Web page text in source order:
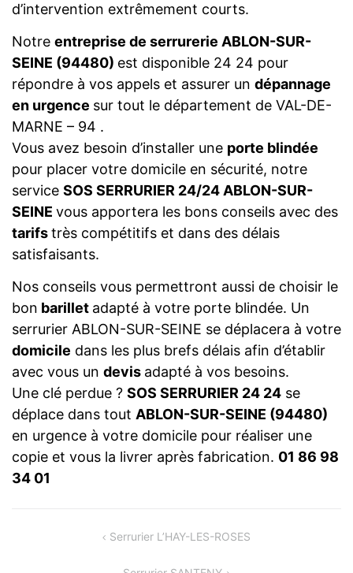
d’intervention extrêmement courts.
Notre entreprise de serrurerie ABLON-SUR-
SEINE (94480) est disponible 24 24 pour
répondre à vos appels et assurer un dépannage
en urgence sur tout le département de VAL-DE-
MARNE – 94 .
Vous avez besoin d’installer une porte blindée
pour placer votre domicile en sécurité, notre
service SOS SERRURIER 24/24 ABLON-SUR-
SEINE vous apportera les bons conseils avec des
tarifstrès compétitifs et dans des délais
satisfaisants.
Nos conseils vous permettront aussi de choisir le
bon barillet adapté à votre porte blindée. Un
serrurier ABLON-SUR-SEINE se déplacera à votre
domicile dans les plus brefs délais afin d’établir
avec vous un devis adapté à vos besoins.
Une clé perdue ? SOS SERRURIER 24 24 se
déplace dans tout ABLON-SUR-SEINE (94480)
en urgence à votre domicile pour réaliser une
copie et vous la livrer après fabrication. 01 86 98
34 01
NAVIGATION Serrurier L’HAY-LES-ROSES